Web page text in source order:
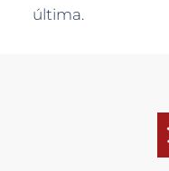
última.